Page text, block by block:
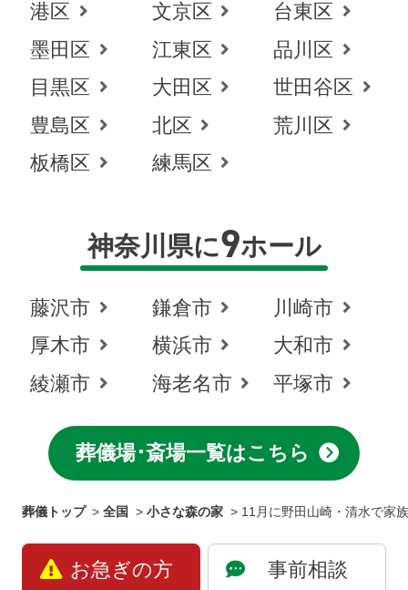
港区
文京区
台東区
墨田区
江東区
品川区
目黒区
大田区
世田谷区
豊島区
北区
荒川区
板橋区
練馬区
神奈川県に9ホール
藤沢市 鎌倉市
川崎市
厚木市
横浜市
大和市
綾瀬市
海老名市 平塚市
葬儀場･斎場一覧はこちら
葬儀トップ >全国 >小さな森の家 > 11月に野田山崎・清水で家
お急ぎの方 事前相談